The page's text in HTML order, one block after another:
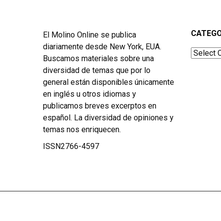
El Molino Online se publica
diariamente desde New York, EUA.
Buscamos materiales sobre una
diversidad de temas que por lo
general están disponibles únicamente
en inglés u otros idiomas y
publicamos breves excerptos en
español. La diversidad de opiniones y
temas nos enriquecen.
ISSN2766-4597